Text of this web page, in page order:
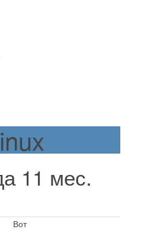
11 мес.
Вот